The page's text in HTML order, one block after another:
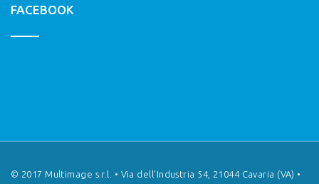
FACEBOOK
© 2017 Multimage s.r.l. • Via dell'Industria 54, 21044 Cavaria (VA) •